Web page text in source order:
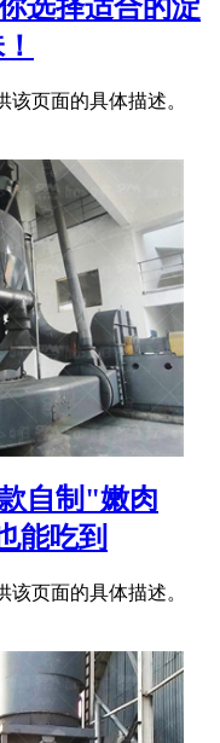
选择适合的淀
页面的具体描述。
自制"嫩肉
能吃到
页面的具体描述。